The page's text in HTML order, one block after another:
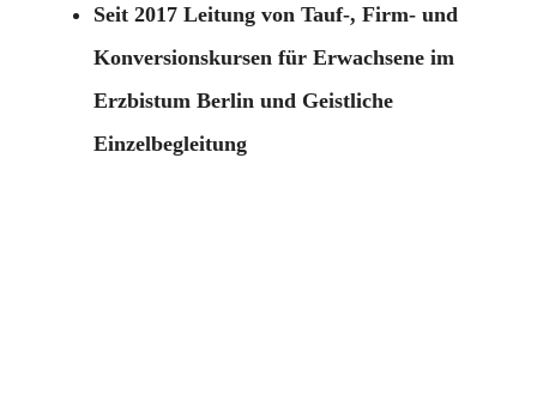
Seit 2017 Leitung von Tauf-, Firm- und
Konversionskursen für Erwachsene im
Erzbistum Berlin und Geistliche
Einzelbegleitung